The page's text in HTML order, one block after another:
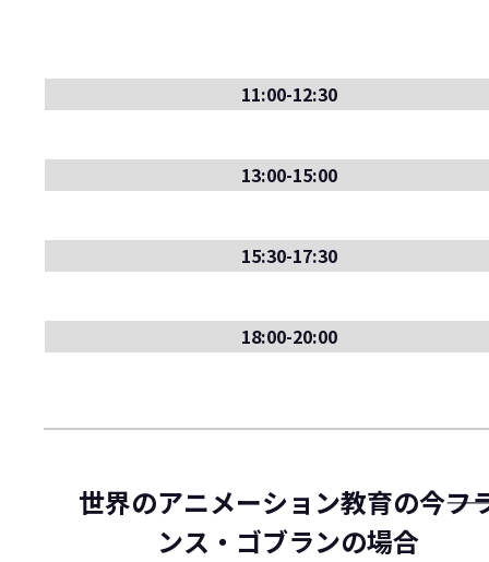
11:00-12:30
13:00-15:00
15:30-17:30
18:00-20:00
世界のアニメーション教育の今――フ
ンス・ゴブランの場合